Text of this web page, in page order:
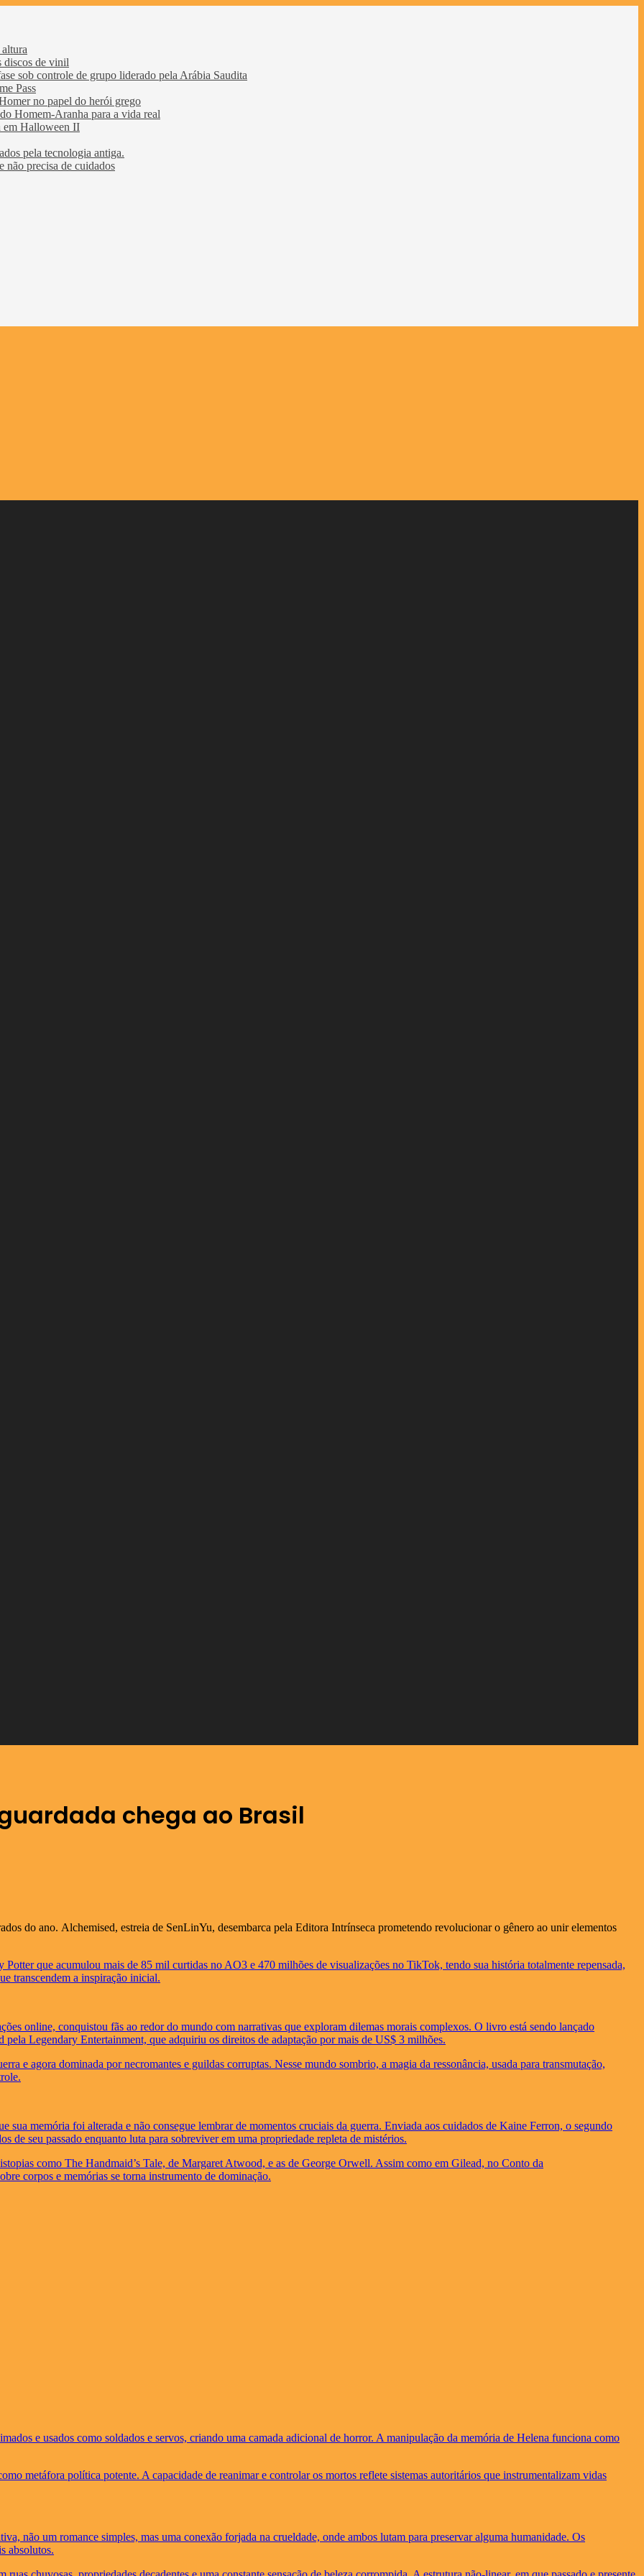
discos de vinil
sob controle de grupo liderado pela Arábia Saudita
Pass
no papel do herói grego
Homem-Aranha para a vida real
em Halloween II
​​pela tecnologia antiga.
não precisa de cuidados
chega ao Brasil
do ano. Alchemised, estreia de SenLinYu, desembarca pela Editora Intrínseca prometendo revolucionar o gênero ao unir elementos
que acumulou mais de 85 mil curtidas no AO3 e 470 milhões de visualizações no TikTok, tendo sua história totalmente repensada,
transcendem a inspiração inicial.
online, conquistou fãs ao redor do mundo com narrativas que exploram dilemas morais complexos. O livro está sendo lançado
Legendary Entertainment, que adquiriu os direitos de adaptação por mais de US$ 3 milhões.
e agora dominada por necromantes e guildas corruptas. Nesse mundo sombrio, a magia da ressonância, usada para transmutação,
sua memória foi alterada e não consegue lembrar de momentos cruciais da guerra. Enviada aos cuidados de Kaine Ferron, o segundo
de seu passado enquanto luta para sobreviver em uma propriedade repleta de mistérios.
como The Handmaid’s Tale, de Margaret Atwood, e as de George Orwell. Assim como em Gilead, no Conto da
corpos e memórias se torna instrumento de dominação.
e usados como soldados e servos, criando uma camada adicional de horror. A manipulação da memória de Helena funciona como
metáfora política potente. A capacidade de reanimar e controlar os mortos reflete sistemas autoritários que instrumentalizam vidas
não um romance simples, mas uma conexão forjada na crueldade, onde ambos lutam para preservar alguma humanidade. Os
absolutos.